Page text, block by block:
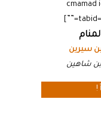
[cmamad
سيرين
شاهين
!